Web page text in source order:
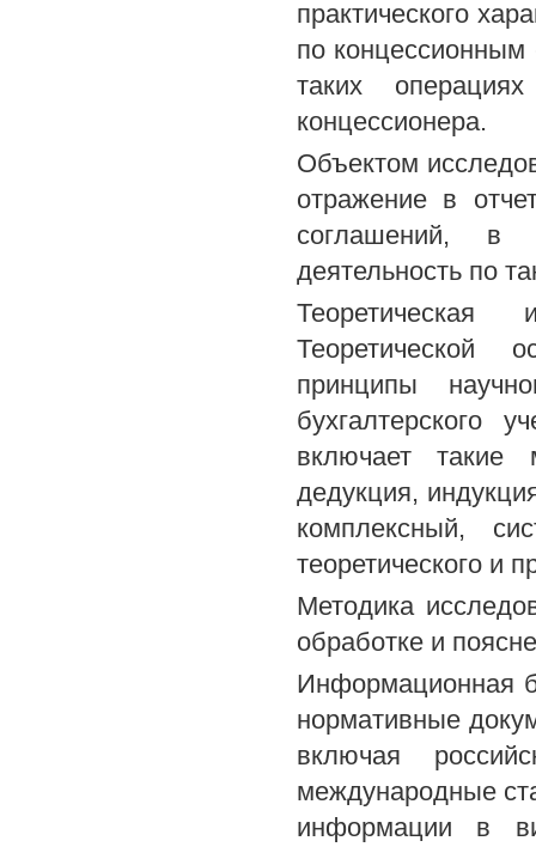
практического
по
таких
концессионера.
Объектом
отражение в
соглашений, в
деятельность по
Теоретическая
Теоретической
принципы
бухгалтерского
включает такие
дедукция,
комплексный,
теоретического и
Методика
обработке и
Информационная
нормативные
включая
международные
информации в